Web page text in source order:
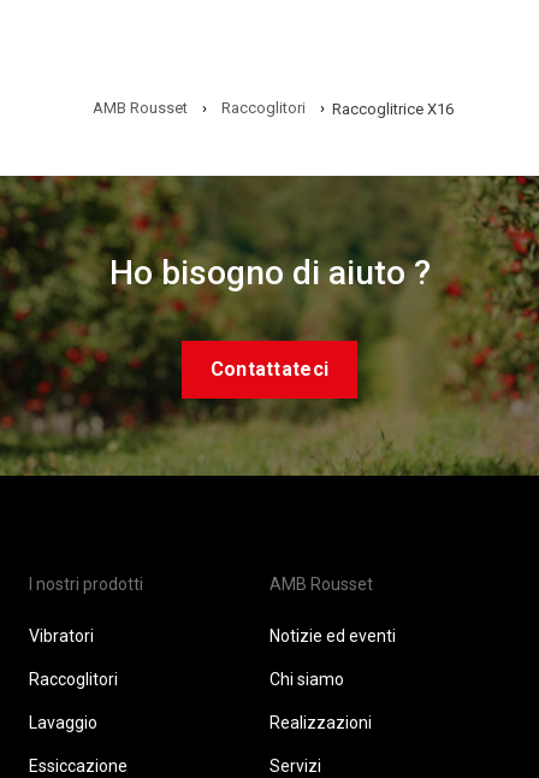
AMB Rousset › Raccoglitori › Raccoglitrice X16
Ho bisogno di aiuto ?
Contattateci
I nostri prodotti
Vibratori
Raccoglitori
Lavaggio
Essiccazione
AMB Rousset
Notizie ed eventi
Chi siamo
Realizzazioni
Servizi